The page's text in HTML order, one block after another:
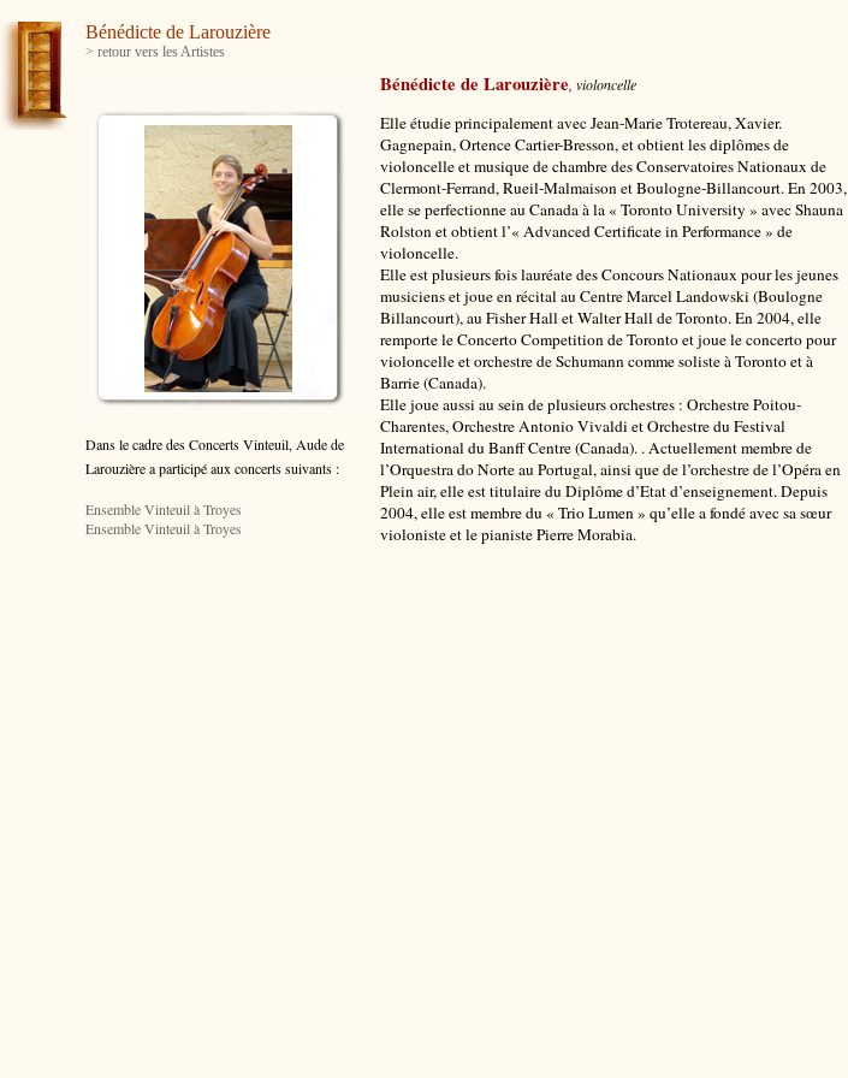
Bénédicte de Larouzière
> retour vers les Artistes
Bénédicte de Larouzière , violoncelle
Elle étudie principalement avec Jean-Marie Trotereau, Xavier.
Gagnepain, Ortence Cartier-Bresson, et obtient les diplômes de
violoncelle et musique de chambre des Conservatoires Nationaux de
Clermont-Ferrand, Rueil-Malmaison et Boulogne-Billancourt. En 2003,
elle se perfectionne au Canada à la « Toronto University » avec Shauna
Rolston et obtient l’« Advanced Certificate in Performance » de
violoncelle.
Elle est plusieurs fois lauréate des Concours Nationaux pour les jeunes
musiciens et joue en récital au Centre Marcel Landowski (Boulogne
Billancourt), au Fisher Hall et Walter Hall de Toronto. En 2004, elle
remporte le Concerto Competition de Toronto et joue le concerto pour
violoncelle et orchestre de Schumann comme soliste à Toronto et à
Barrie (Canada).
Elle joue aussi au sein de plusieurs orchestres : Orchestre Poitou-
Charentes, Orchestre Antonio Vivaldi et Orchestre du Festival
International du Banff Centre (Canada). . Actuellement membre de
l’Orquestra do Norte au Portugal, ainsi que de l’orchestre de l’Opéra en
Plein air, elle est titulaire du Diplôme d’Etat d’enseignement. Depuis
2004, elle est membre du « Trio Lumen » qu’elle a fondé avec sa sœur
violoniste et le pianiste Pierre Morabia.
Dans le cadre des Concerts Vinteuil, Aude de
Larouzièrea participé aux concerts suivants :
Ensemble Vinteuil à Troyes
Ensemble Vinteuil à Troyes